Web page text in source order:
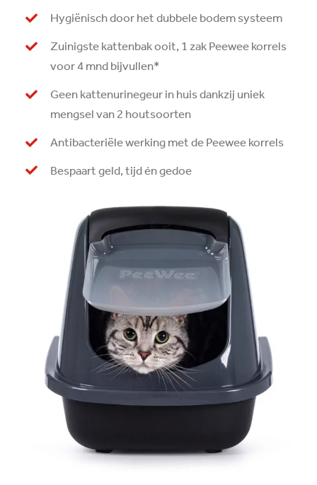
Contacto
Hygiënisch door het dubbele bodem systeem
Zuinigste kattenbak ooit, 1 zak Peewee korrels
voor 4 mnd bijvullen*
Geen kattenurinegeur in huis dankzij uniek
mengsel van 2 houtsoorten
Antibacteriële werking met de Peewee korrels
Bespaart geld, tijd én gedoe